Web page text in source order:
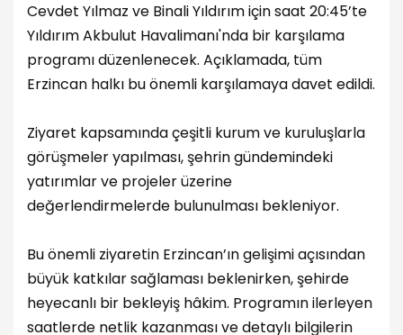
Cevdet Yılmaz ve Binali Yıldırım için saat 20:45’te
Yıldırım Akbulut Havalimanı'nda bir karşılama
programı düzenlenecek. Açıklamada, tüm
Erzincan halkı bu önemli karşılamaya davet edildi.
Ziyaret kapsamında çeşitli kurum ve kuruluşlarla
görüşmeler yapılması, şehrin gündemindeki
yatırımlar ve projeler üzerine
değerlendirmelerde bulunulması bekleniyor.
Bu önemli ziyaretin Erzincan’ın gelişimi açısından
büyük katkılar sağlaması beklenirken, şehirde
heyecanlı bir bekleyiş hâkim. Programın ilerleyen
saatlerde netlik kazanması ve detaylı bilgilerin